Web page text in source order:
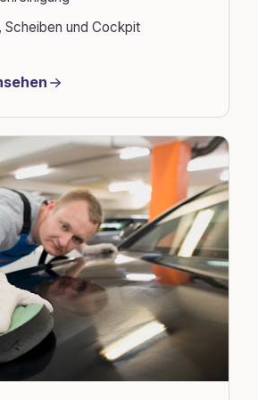
Scheiben und Cockpit